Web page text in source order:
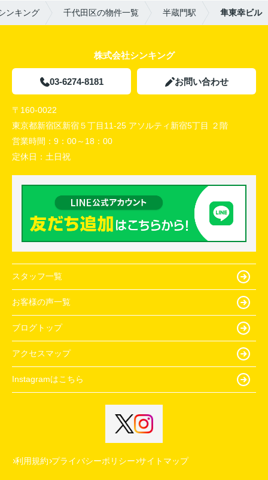
ンキング 千代田区の物件一覧 半蔵門駅 隼東幸ビル
株式会社シンキング
03-6274-8181 お問い合わせ
〒160-0022
東京都新宿区新宿５丁目11-25 アソルティ新宿5丁目 ２階
営業時間： 9：00～18：00
定休日： 土日祝
スタッフ一覧
お客様の声一覧
ブログトップ
アクセスマップ
Instagramはこちら
利用規約 プライバシーポリシー サイトマップ